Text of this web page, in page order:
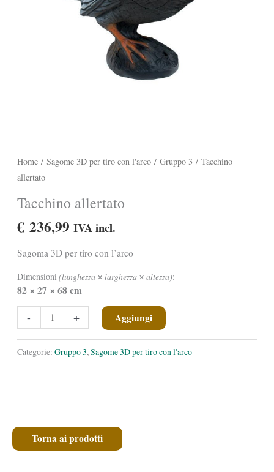
Torna ai prodotti
Home/ Sagome 3D per tiro con l'arco/ Gruppo 3 / Tacchino
allertato
Tacchino allertato
€ 236,99 IVA incl.
Sagoma 3D per tiro con l’arco
Dimensioni (lunghezza ✕ larghezza ✕ altezza):
82 ✕ 27 ✕ 68 cm
-
allertato
+ Aggiungi
Categorie: Gruppo 3,Sagome 3D per tiro con l'arco